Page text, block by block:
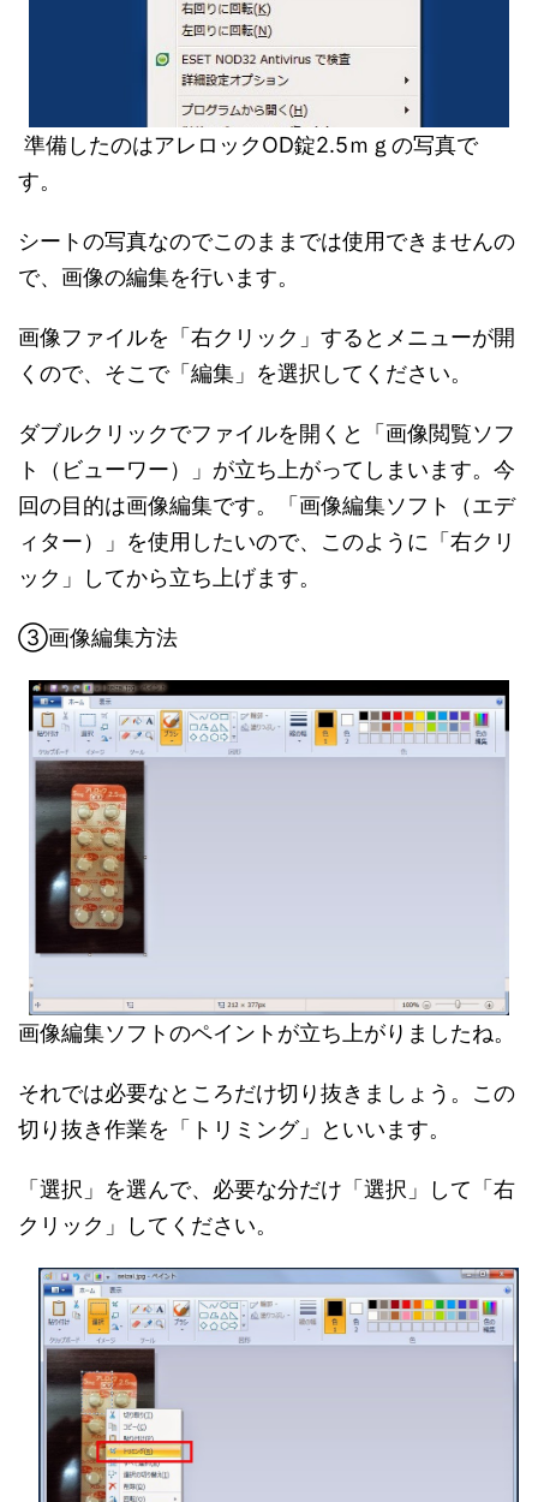
準備したのはアレロックOD錠2.5ｍｇの写真で
す。
シートの写真なのでこのままでは使用できませんの
で、画像の編集を行います。
画像ファイルを「右クリック」するとメニューが開
くので、そこで「編集」を選択してください。
ダブルクリックでファイルを開くと「画像閲覧ソフ
ト（ビューワー）」が立ち上がってしまいます。今
回の目的は画像編集です。「画像編集ソフト（エデ
ィター）」を使用したいので、このように「右クリ
ック」してから立ち上げます。
③画像編集方法
画像編集ソフトのペイントが立ち上がりましたね。
それでは必要なところだけ切り抜きましょう。この
切り抜き作業を「トリミング」といいます。
「選択」を選んで、必要な分だけ「選択」して「右
クリック」してください。